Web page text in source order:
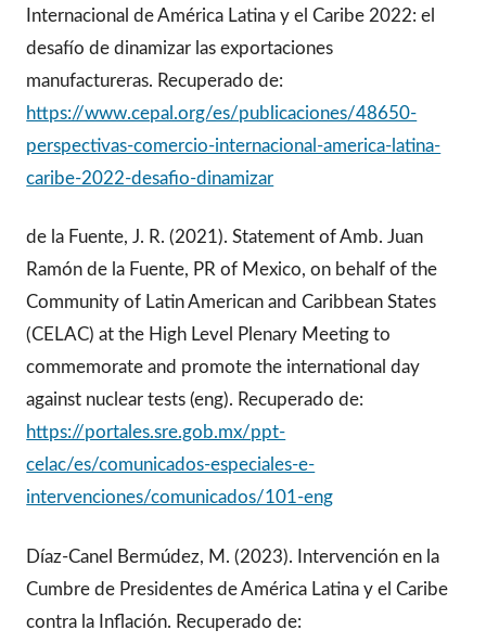
Internacional de América Latina y el Caribe 2022: el
desafío de dinamizar las exportaciones
manufactureras. Recuperado de:
https://www.cepal.org/es/publicaciones/48650-
perspectivas-comercio-internacional-america-latina-
caribe-2022-desafio-dinamizar
de la Fuente, J. R. (2021). Statement of Amb. Juan
Ramón de la Fuente, PR of Mexico, on behalf of the
Community of Latin American and Caribbean States
(CELAC) at the High Level Plenary Meeting to
commemorate and promote the international day
against nuclear tests (eng). Recuperado de:
https://portales.sre.gob.mx/ppt-
celac/es/comunicados-especiales-e-
intervenciones/comunicados/101-eng
Díaz-Canel Bermúdez, M. (2023). Intervención en la
Cumbre de Presidentes de América Latina y el Caribe
contra la Inflación. Recuperado de: